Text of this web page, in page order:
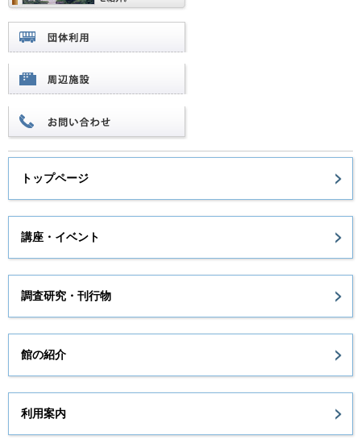
トップページ
講座・イベント
調査研究・刊行物
館の紹介
利用案内